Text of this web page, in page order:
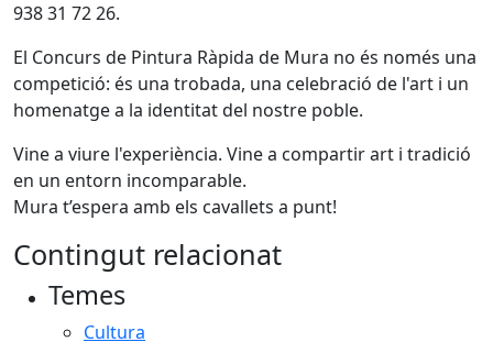
938 31 72 26.
El Concurs de Pintura Ràpida de Mura no és només una
competició: és una trobada, una celebració de l'art i un
homenatge a la identitat del nostre poble.
Vine a viure l'experiència. Vine a compartir art i tradició
en un entorn incomparable.
Mura t’espera amb els cavallets a punt!
Contingut relacionat
Temes
Cultura